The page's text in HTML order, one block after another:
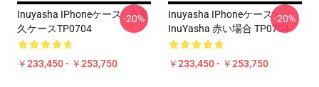
Inuyasha IPhoneケース - 奈良
久ケースTP0704
￥233,450 - ￥253,750
-20%
Inuyasha IPhoneケース -
InuYasha 赤い場合 TP0704
￥233,450 - ￥253,750
-20%